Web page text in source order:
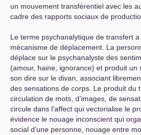
un mouvement transférentiel avec les
cadre des rapports sociaux de
Le terme psychanalytique de transfert
mécanisme de déplacement. La
déplace sur le psychanalyste des
(amour, haine, ignorance) et produit un
son dire sur le divan, associant
des sensations de corps. Le produit du
circulation de mots, d’images, de
circule dans l’affect qui vectorialise le
évidence le nouage inconscient qui
social d’une personne, nouage entre